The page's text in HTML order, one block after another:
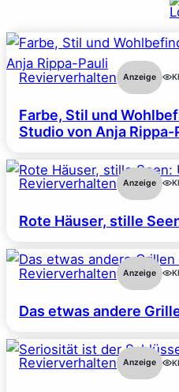
Revierverhalten Anzeige
Farbe, Stil und
Studio von Anja Rippa-
Revierverhalten Anzeige
Rote Häuser, stille
Revierverhalten Anzeige
Das etwas andere
Revierverhalten Anzeige